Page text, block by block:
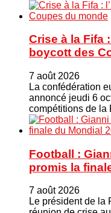
Crise à la Fifa
boycott des
7 août 2026
La confédération
annoncé jeudi 6
compétitions de la
Football :
promis la
7 août 2026
Le président de la